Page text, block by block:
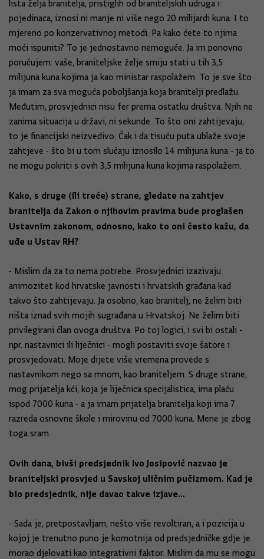
lista želja branitelja, pristiglih od braniteljskih udruga i
pojedinaca, iznosi ni manje ni više nego 20 milijardi kuna. I to
mjereno po konzervativnoj metodi. Pa kako ćete to njima
moći ispuniti? To je jednostavno nemoguće. Ja im ponovno
poručujem: vaše, braniteljske želje smiju stati u tih 3,5
milijuna kuna kojima ja kao ministar raspolažem. To je sve što
ja imam za sva moguća poboljšanja koja branitelji predlažu.
Međutim, prosvjednici nisu fer prema ostatku društva. Njih ne
zanima situacija u državi, ni sekunde. To što oni zahtijevaju,
to je financijski neizvedivo. Čak i da tisuću puta ublaže svoje
zahtjeve - što bi u tom slučaju iznosilo 14 milijuna kuna - ja to
ne mogu pokriti s ovih 3,5 milijuna kuna kojima raspolažem.
Kako, s druge (ili treće) strane, gledate na zahtjev
branitelja da Zakon o njihovim pravima bude proglašen
Ustavnim zakonom, odnosno, kako to oni često kažu, da
uđe u Ustav RH?
- Mislim da za to nema potrebe. Prosvjednici izazivaju
animozitet kod hrvatske javnosti i hrvatskih građana kad
takvo što zahtijevaju. Ja osobno, kao branitelj, ne želim biti
ništa iznad svih mojih sugrađana u Hrvatskoj. Ne želim biti
privilegirani član ovoga društva. Po toj logici, i svi bi ostali -
npr. nastavnici ili liječnici - mogli postaviti svoje šatore i
prosvjedovati. Moje dijete više vremena provede s
nastavnikom nego sa mnom, kao braniteljem. S druge strane,
mog prijatelja kći, koja je liječnica specijalistica, ima plaću
ispod 7000 kuna - a ja imam prijatelja branitelja koji ima 7
razreda osnovne škole i mirovinu od 7000 kuna. Mene je zbog
toga sram.
Ovih dana, bivši predsjednik Ivo Josipović nazvao je
braniteljski prosvjed u Savskoj uličnim pučizmom. Kad je
bio predsjednik, nije davao takve izjave...
- Sada je, pretpostavljam, nešto više revoltiran, a i pozicija u
kojoj je trenutno puno je komotnija od predsjedničke gdje je
morao djelovati kao integrativni faktor. Mislim da mu se mogu